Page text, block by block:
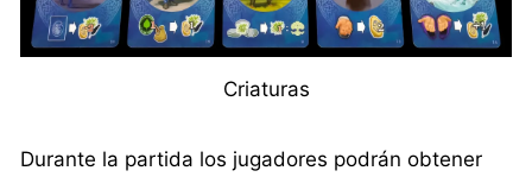
Criaturas
Durante la partida los jugadores podrán obtener